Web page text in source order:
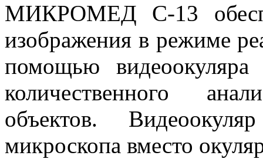
МИКРОМЕД С-13
изображения в режиме
помощью
количественного
объектов.
микроскопа вместо